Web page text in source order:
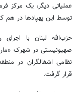
عملیاتی دیگر، یک مرکز
توسط این پهپادها در هم
حزب‌الله لبنان با
صهیونیستی در شهرک
نظامی اشغالگران در
قرار گرفت.